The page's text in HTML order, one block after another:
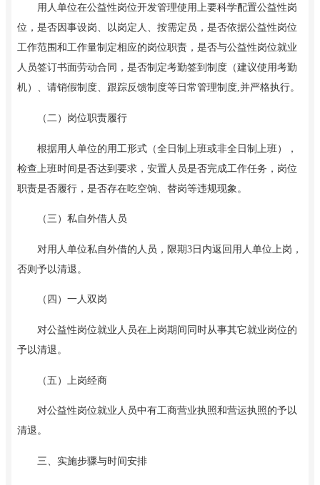
用人单位在公益性岗位开发管理使用上要科学配置公益性岗
位，是否因事设岗、以岗定人、按需定员，是否依据公益性岗位
工作范围和工作量制定相应的岗位职责，是否与公益性岗位就业
人员签订书面劳动合同，是否制定考勤签到制度（建议使用考勤
机）、请销假制度、跟踪反馈制度等日常管理制度,并严格执行。
（二）岗位职责履行
根据用人单位的用工形式（全日制上班或非全日制上班），
检查 上班时间是否达到要求，安置人员是否完成工作任务，岗位
职责是否履行，是否存在吃空饷、替岗等违规现象。
（三）私自外借人员
对用人单位私自外借的人员，限期3日内返回用人单位上岗，
否则予以清退。
（四）一人双岗
对公益性岗位就业人员在上岗期间同时从事其它就业岗位的
予以清退。
（五）上岗经商
对公益性岗位就业 人员中有工商营业执照和营运执照的予以
清退。
三、实施步骤与时间安排